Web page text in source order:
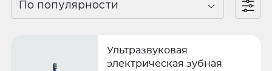
По популярности
Ультразвуковая
электрическая зубная
Отправить код по СМС